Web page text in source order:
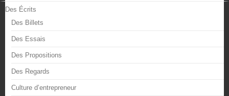
Des Écrits
Des Billets
Des Essais
Des Propositions
Des Regards
Culture d’entrepreneur